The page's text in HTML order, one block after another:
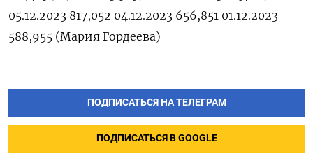
05.12.2023 817,052 04.12.2023 656,851 01.12.2023
588,955 (Мария Гордеева)
ПОДПИСАТЬСЯ НА ТЕЛЕГРАМ
ПОДПИСАТЬСЯ В GOOGLE